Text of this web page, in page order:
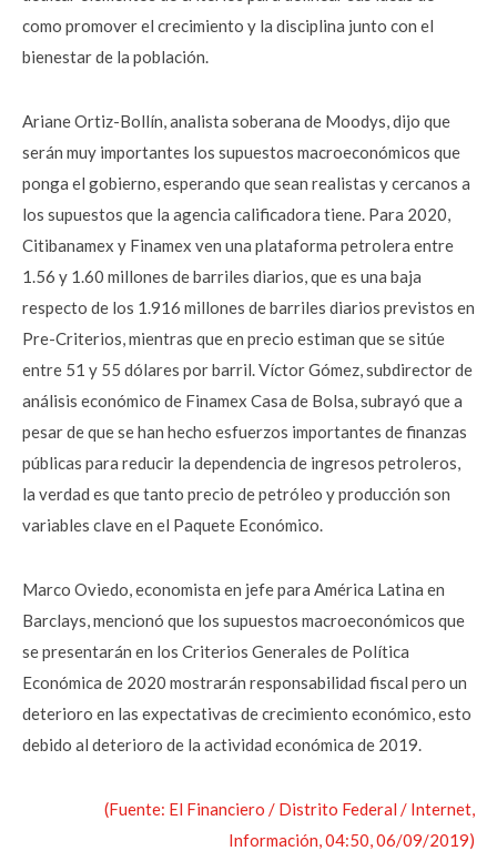
como promover el crecimiento y la disciplina junto con el
bienestar de la población.
Ariane Ortiz-Bollín, analista soberana de Moodys, dijo que
serán muy importantes los supuestos macroeconómicos que
ponga el gobierno, esperando que sean realistas y cercanos a
los supuestos que la agencia calificadora tiene. Para 2020,
Citibanamex y Finamex ven una plataforma petrolera entre
1.56 y 1.60 millones de barriles diarios, que es una baja
respecto de los 1.916 millones de barriles diarios previstos en
Pre-Criterios, mientras que en precio estiman que se sitúe
entre 51 y 55 dólares por barril. Víctor Gómez, subdirector de
análisis económico de Finamex Casa de Bolsa, subrayó que a
pesar de que se han hecho esfuerzos importantes de finanzas
públicas para reducir la dependencia de ingresos petroleros,
la verdad es que tanto precio de petróleo y producción son
variables clave en el Paquete Económico.
Marco Oviedo, economista en jefe para América Latina en
Barclays, mencionó que los supuestos macroeconómicos que
se presentarán en los Criterios Generales de Política
Económica de 2020 mostrarán responsabilidad fiscal pero un
deterioro en las expectativas de crecimiento económico, esto
debido al deterioro de la actividad económica de 2019.
(Fuente: El Financiero / Distrito Federal / Internet,
Información, 04:50, 06/09/2019)